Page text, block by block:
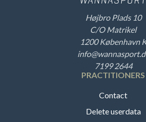
Højbro Plads 10
C/O Matrikel
1200 København
7199 2644
PRACTITIONERS
Contact
Delete userdata